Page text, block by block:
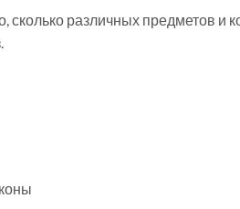
сколько различных предметов и